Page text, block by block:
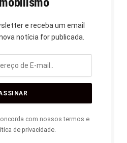
e receba um email
notícia for publicada.
com nossos termos e
de privacidade.